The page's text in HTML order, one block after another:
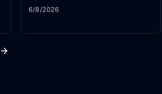
6/8/2026